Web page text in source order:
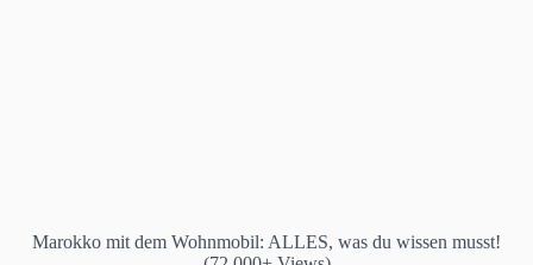
Marokko mit dem Wohnmobil: ALLES, was du wissen musst!